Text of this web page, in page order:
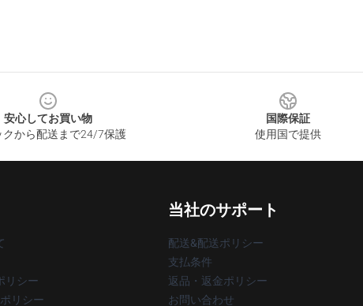
安心してお買い物
クから配送まで24/7保護
国際保証
使用国で提供
リシー
リシー
当社のサポート
配送&配送ポリシー
支払条件
返品・返金ポリシー
お問い合わせ